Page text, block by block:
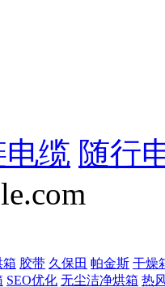
缆 随行
箱 胶带 久保田 帕金斯 干燥
SEO优化 无尘洁净烘箱 热